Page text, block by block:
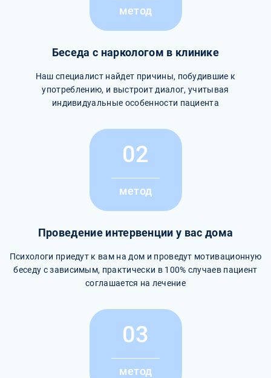
метод
Беседа с наркологом в клинике
Наш специалист найдет причины, побудившие к
употреблению, и выстроит диалог, учитывая
индивидуальные особенности пациента
02
метод
Проведение интервенции у вас дома
Психологи приедут к вам на дом и проведут мотивационную
беседу с зависимым, практически в 100% случаев пациент
соглашается на лечение
03
метод